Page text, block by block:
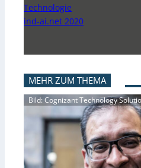
Technologie
ind-ai.net 2020
MEHR ZUM THEMA
Bild: Cognizant Technology